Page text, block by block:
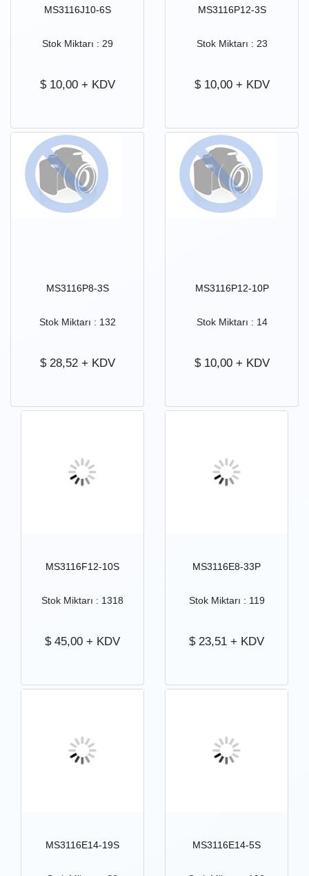
MS3116J10-6S
Stok Miktarı : 29
$ 10,00+ KDV
MS3116P12-3S
Stok Miktarı : 23
$ 10,00+ KDV
MS3116P8-3S
Stok Miktarı : 132
$ 28,52+ KDV
MS3116P12-10P
Stok Miktarı : 14
$ 10,00+ KDV
MS3116F12-10S
Stok Miktarı : 1318
$ 45,00 + KDV
MS3116E8-33P
Stok Miktarı : 119
$ 23,51 + KDV
MS3116E14-19S MS3116E14-5S